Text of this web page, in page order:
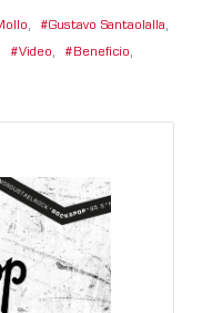
, Gustavo Santaolalla,
Video, Beneficio,